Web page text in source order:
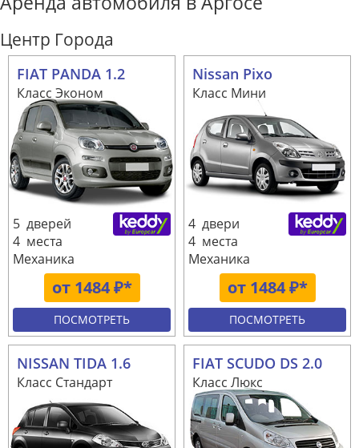
Центр Города
FIAT PANDA 1.2
Класс Эконом
от 1484 ₽*
5 дверей
4 места
Механика
ПОСМОТРЕТЬ
Nissan Pixo
Класс Мини
от 1484 ₽*
4 двери
4 места
Механика
ПОСМОТРЕТЬ
NISSAN TIDA 1.6
Класс Стандарт
FIAT SCUDO DS 2.0
Класс Люкс